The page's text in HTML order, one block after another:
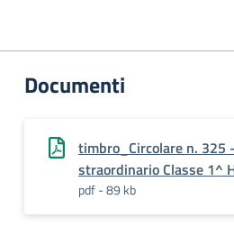
Documenti
timbro_Circolare n. 325
straordinario Classe 1^
pdf - 89 kb